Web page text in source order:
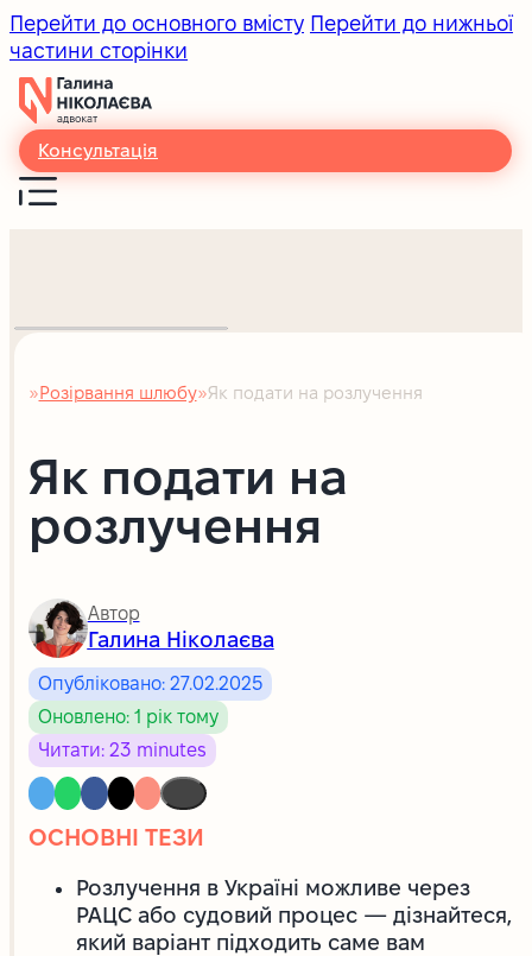
Перейти до основного вмісту Перейти до нижньої
частини сторінки
Консультація
Головна
Розірвання шлюбу Як подати на розлучення
Як подати на
розлучення
Автор
Галина Ніколаєва
Опубліковано: 27.02.2025
Оновлено: 1 рік тому
Читати: 23 minutes
ОСНОВНІ ТЕЗИ
Розлучення в Україні можливе через
РАЦС або судовий процес — дізнайтеся,
який варіант підходить саме вам